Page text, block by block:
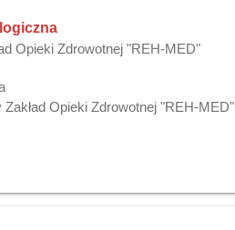
Opieki Zdrowotnej "REH-MED"
Zakład Opieki Zdrowotnej "REH-MED"